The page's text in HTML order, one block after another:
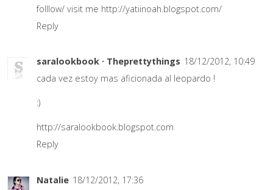
folllow/ visit me http://yatiinoah.blogspot.com/
Reply
saralookbook · Theprettythings 18/12/2012, 10:49
cada vez estoy mas aficionada al leopardo !
:)
http://saralookbook.blogspot.com
Reply
Natalie 18/12/2012, 17:36